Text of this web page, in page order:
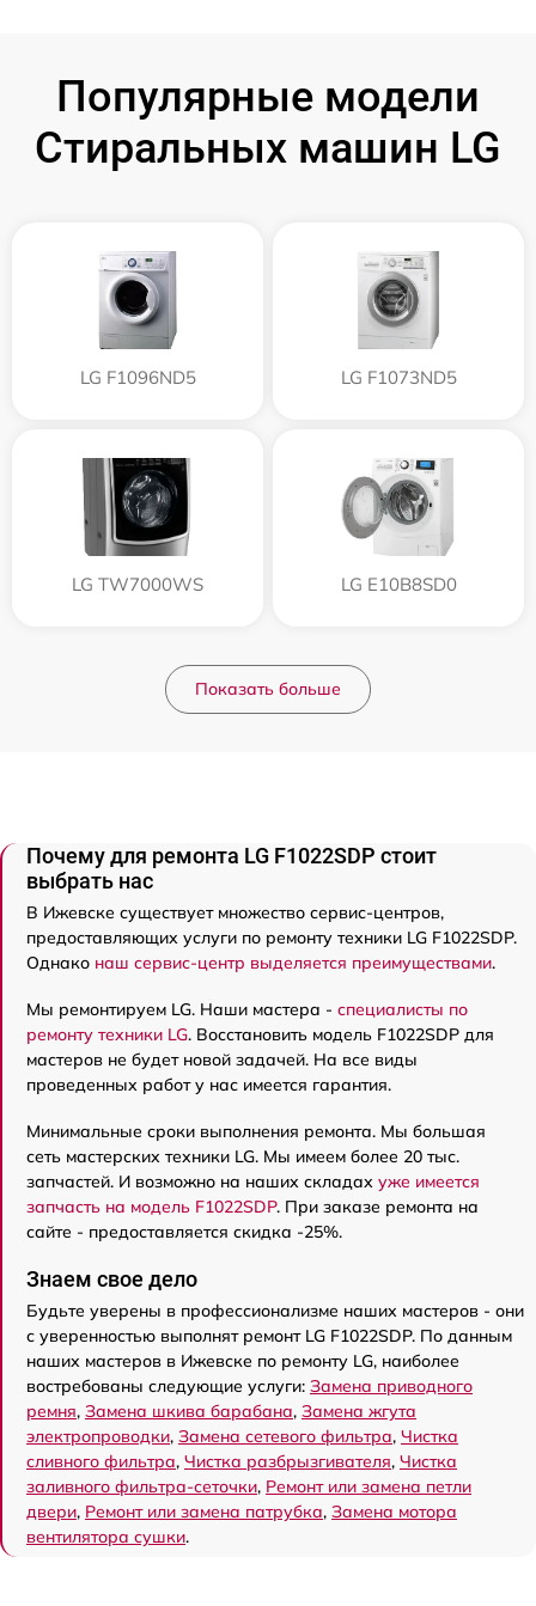
Популярные модели
Стиральных машин LG
LG F1096ND5 LG F1073ND5
LG TW7000WS LG E10B8SD0
Показать больше
Почему для ремонта LG F1022SDP стоит
выбрать нас
В Ижевске существует множество сервис-центров,
предоставляющих услуги по ремонту техники LG F1022SDP.
Однако наш сервис-центр выделяется преимуществами.
Мы ремонтируем LG. Наши мастера - специалисты по
ремонту техники LG. Восстановить модель F1022SDP для
мастеров не будет новой задачей. На все виды
проведенных работ у нас имеется гарантия.
Минимальные сроки выполнения ремонта. Мы большая
сеть мастерских техники LG. Мы имеем более 20 тыс.
запчастей. И возможно на наших складах уже имеется
запчасть на модель F1022SDP. При заказе ремонта на
сайте - предоставляется скидка -25%.
Знаем свое дело
Будьте уверены в профессионализме наших мастеров - они
с уверенностью выполнят ремонт LG F1022SDP. По данным
наших мастеров в Ижевске по ремонту LG, наиболее
востребованы следующие услуги: Замена приводного
ремня, Замена шкива барабана, Замена жгута
электропроводки, Замена сетевого фильтра, Чистка
сливного фильтра, Чистка разбрызгивателя, Чистка
заливного фильтра-сеточки, Ремонт или замена петли
двери, Ремонт или замена патрубка, Замена мотора
вентилятора сушки.